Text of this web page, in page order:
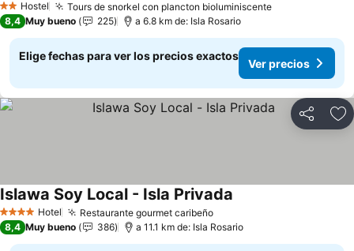
2 Estrellas
Hostel
Tours de snorkel con plancton bioluminiscente
8,4 Muy bueno 225 a 6.8 km de: Isla Rosario
Elige fechas para ver los precios exactos
Ver precios
Compartir
4 EstrellasHotel Restaurante gourmet caribeño
Islawa Soy Local - Isla Privada
8,4 Muy bueno 386 a 11.1 km de: Isla Rosario